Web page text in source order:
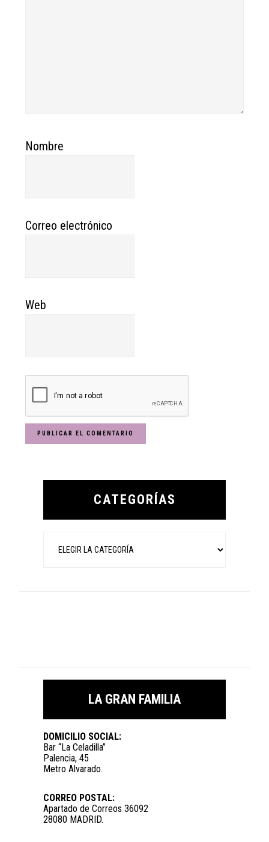
Nombre
Correo electrónico
Web
Primary
CATEGORÍAS
LA GRAN FAMILIA
DOMICILIO SOCIAL:
Bar “La Celadilla”
Palencia, 45
Metro Alvarado.
CORREO POSTAL:
Apartado de Correos 36092
28080 MADRID.